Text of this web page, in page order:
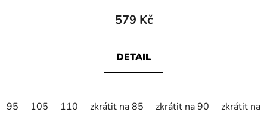
579 Kč
DETAIL
95 105 110 zkrátit na 85 zkrátit na 90 zkrátit na